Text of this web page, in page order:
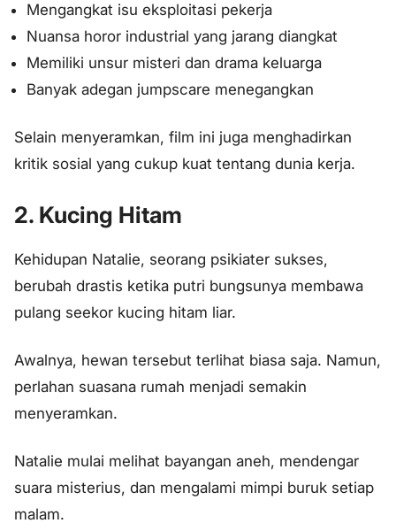
Mengangkat isu eksploitasi pekerja
Nuansa horor industrial yang jarang diangkat
Memiliki unsur misteri dan drama keluarga
Banyak adegan jumpscare menegangkan
Selain menyeramkan, film ini juga menghadirkan
kritik sosial yang cukup kuat tentang dunia kerja.
2. Kucing Hitam
Kehidupan Natalie, seorang psikiater sukses,
berubah drastis ketika putri bungsunya membawa
pulang seekor kucing hitam liar.
Awalnya, hewan tersebut terlihat biasa saja. Namun,
perlahan suasana rumah menjadi semakin
menyeramkan.
Natalie mulai melihat bayangan aneh, mendengar
suara misterius, dan mengalami mimpi buruk setiap
malam.